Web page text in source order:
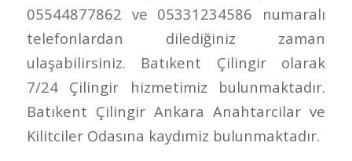
05544877862 ve 05331234586 numaralı
telefonlardan dilediğiniz zaman
ulaşabilirsiniz. Batıkent Çilingir olarak
7/24 Çilingir hizmetimiz bulunmaktadır.
Batıkent Çilingir Ankara Anahtarcilar ve
Kilitciler Odasına kaydımiz bulunmaktadır.